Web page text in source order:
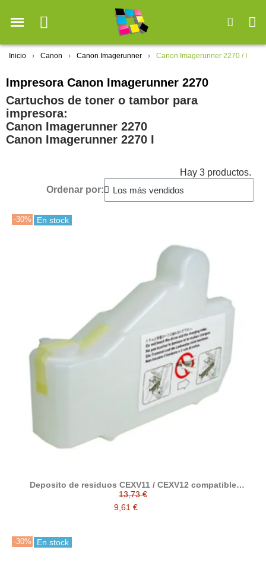
Inicio Canon Canon Imagerunner Canon Imagerunner 2270 / I
Impresora Canon Imagerunner 2270
Cartuchos de toner o tambor para
impresora:
Canon Imagerunner 2270
Canon Imagerunner 2270 I
Hay 3 productos.
Ordenar por:
-30% En stock
Deposito de residuos CEXV11 / CEXV12 compatible
alternativo con Canon FM2-0303-000
13,73 €
9,61 €
-30% En stock